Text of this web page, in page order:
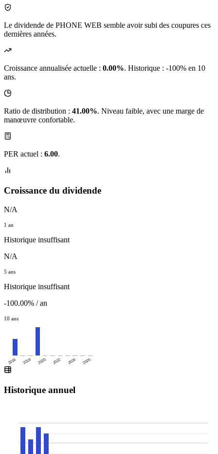
Le dividende de PHONE WEB semble avoir subi des coupures ces
dernières années.
Croissance annualisée actuelle : 0.00%. Historique : -100% en 10
ans.
Ratio de distribution : 41.00%. Niveau faible, avec une marge de
manœuvre confortable.
PER actuel : 6.00.
Croissance du dividende
N/A
1 an
Historique insuffisant
N/A
5 ans
Historique insuffisant
-100.00% / an
10 ans
2016 2018 2020 2022 2024 2026
Historique annuel